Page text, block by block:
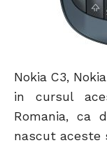
Nokia C3,
in cursul
Romania, ca
nascut aceste